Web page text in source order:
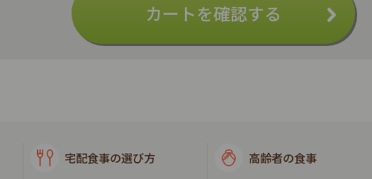
カートを確認する
宅配食事の選び方 高齢者の食事